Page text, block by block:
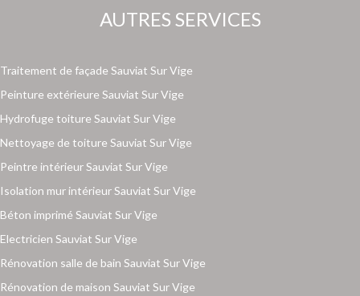
AUTRES SERVICES
Traitement de façade Sauviat Sur Vige
Peinture extérieure Sauviat Sur Vige
Hydrofuge toiture Sauviat Sur Vige
Nettoyage de toiture Sauviat Sur Vige
Peintre intérieur Sauviat Sur Vige
Isolation mur intérieur Sauviat Sur Vige
Béton imprimé Sauviat Sur Vige
Electricien Sauviat Sur Vige
Rénovation salle de bain Sauviat Sur Vige
Rénovation de maison Sauviat Sur Vige